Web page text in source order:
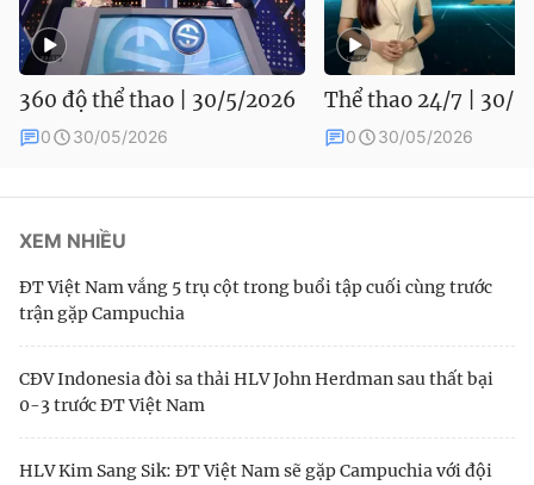
360 độ thể thao | 30/5/2026
0 30/05/2026
Thể thao 24/7 | 30/
0 30/05/2026
XEM NHIỀU
ĐT Việt Nam vắng 5 trụ cột trong buổi tập cuối cùng trước
trận gặp Campuchia
CĐV Indonesia đòi sa thải HLV John Herdman sau thất bại
0-3 trước ĐT Việt Nam
HLV Kim Sang Sik: ĐT Việt Nam sẽ gặp Campuchia với đội